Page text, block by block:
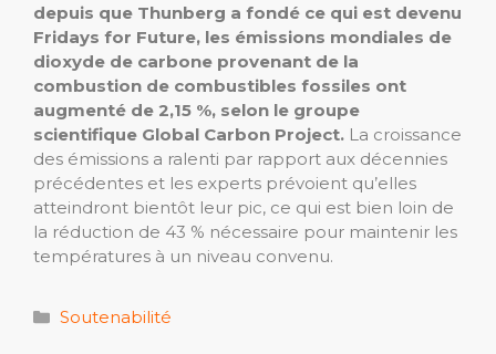
depuis que Thunberg a fondé ce qui est devenu
Fridays for Future, les émissions mondiales de
dioxyde de carbone provenant de la
combustion de combustibles fossiles ont
augmenté de 2,15 %, selon le groupe
scientifique Global Carbon Project. La croissance
des émissions a ralenti par rapport aux décennies
précédentes et les experts prévoient qu’elles
atteindront bientôt leur pic, ce qui est bien loin de
la réduction de 43 % nécessaire pour maintenir les
températures à un niveau convenu.
Catégories
Soutenabilité